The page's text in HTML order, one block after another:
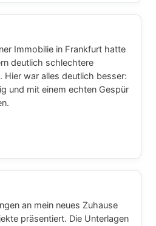
Immobilie in Frankfurt hatte
deutlich schlechtere
Hier war alles deutlich besser:
und mit einem echten Gespür
an mein neues Zuhause
präsentiert. Die Unterlagen